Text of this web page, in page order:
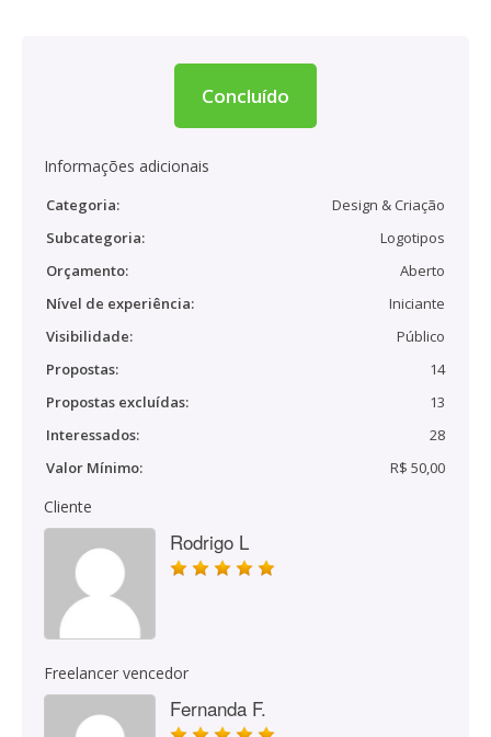
Concluído
Informações adicionais
Categoria:
Design & Criação
Subcategoria:
Logotipos
Orçamento:
Aberto
Nível de experiência:
Iniciante
Visibilidade:
Público
Propostas:
14
Propostas excluídas:
13
Interessados:
28
Valor Mínimo:
R$ 50,00
Cliente
Rodrigo L
Freelancer vencedor
Fernanda F.